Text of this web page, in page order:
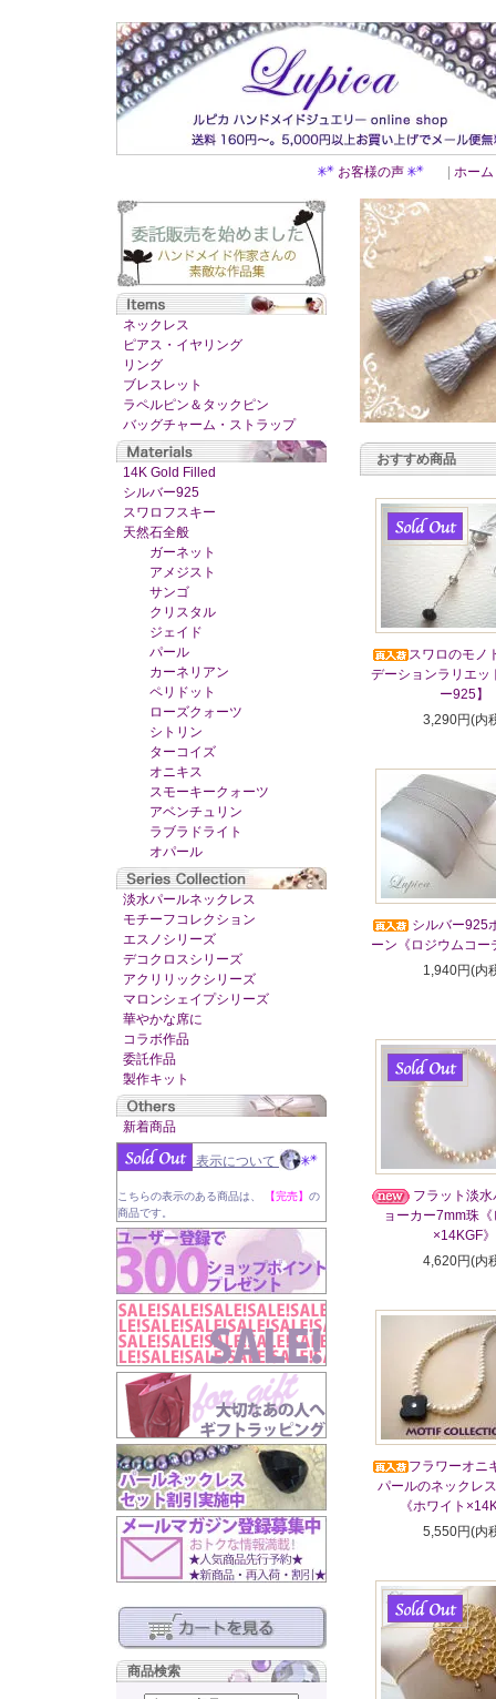
お客様の声 ホーム
ネックレス
ピアス・イヤリング
リング
ブレスレット
ラペルピン＆タックピン
バッグチャーム・ストラップ
14K Gold Filled
シルバー925
スワロフスキー
天然石全般
ガーネット
アメジスト
サンゴ
クリスタル
ジェイド
パール
カーネリアン
ペリドット
ローズクォーツ
シトリン
ターコイズ
オニキス
スモーキークォーツ
アベンチュリン
ラブラドライト
オパール
淡水パールネックレス
モチーフコレクション
エスノシリーズ
デコクロスシリーズ
アクリリックシリーズ
マロンシェイプシリーズ
華やかな席に
コラボ作品
委託作品
製作キット
新着商品
表示について
こちらの表示のある商品は、 【完売】 の
商品です。
商品検索
おすすめ商品
スワロのモノ
デーションラリエッ
ー925】
3,290円(内
シルバー925
ーン《ロジウムコー
1,940円(内
フラット淡
ョーカー7mm珠
×14KGF》
4,620円(内
フラワーオニ
パールのネックレ
《ホワイト
5,550円(内